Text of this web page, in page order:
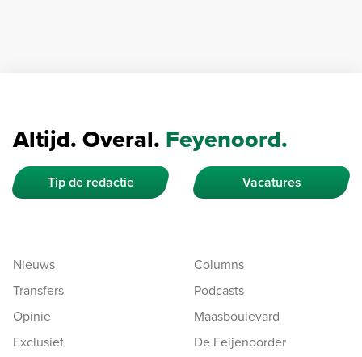
Altijd. Overal. Feyenoord.
Tip de redactie Vacatures
Nieuws
Transfers
Opinie
Exclusief
Columns
Podcasts
Maasboulevard
De Feijenoorder